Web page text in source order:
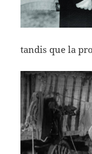
tandis que la